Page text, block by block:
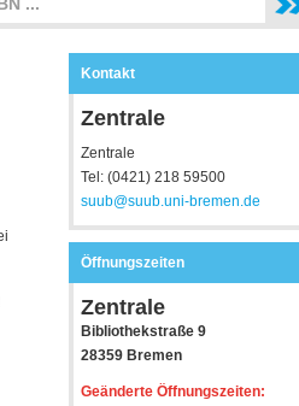
Kontakt
Zentrale
Zentrale
Tel: (0421) 218 59500
suub@suub.uni-bremen.de
Öffnungszeiten
Zentrale
Bibliothekstraße 9
28359 Bremen
Geänderte Öffnungszeiten: